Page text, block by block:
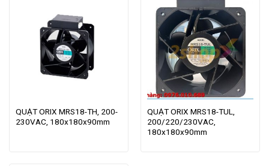
QUẠT ORIX MRS18-TH, 200-
230VAC, 180x180x90mm
QUẠT ORIX MRS18-TUL,
200/220/230VAC,
180x180x90mm